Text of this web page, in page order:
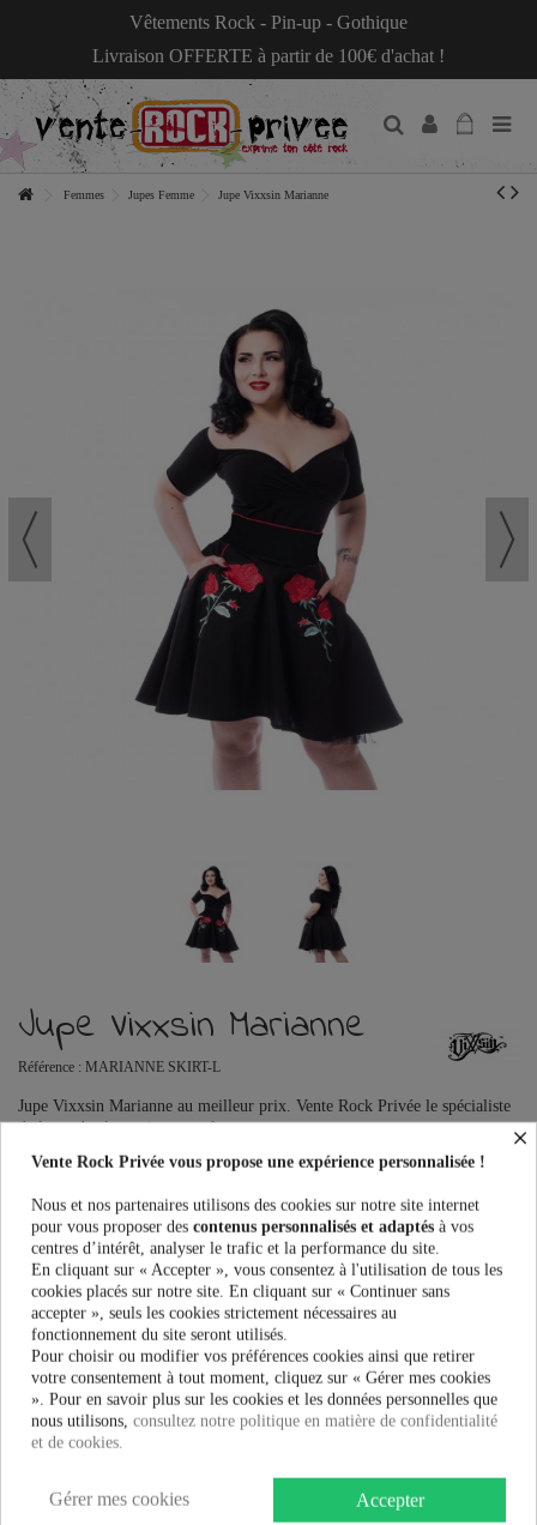
Vêtements Rock - Pin-up - Gothique
Livraison OFFERTE à partir de 100€ d'achat !
Femmes Jupes Femme Jupe Vixxsin Marianne
Jupe Vixxsin Marianne
Référence : MARIANNE SKIRT-L
Jupe Vixxsin Marianne au meilleur prix. Vente Rock Privée le spécialiste
de la mode alternative pour femme.
Ce produit n'est plus en stock
PRÉVENEZ-MOI LORSQUE LE PRODUIT EST DISPONIBLE
Taille:
38,90 €
×
Vente Rock Privée vous propose une expérience personnalisée !
Nous et nos partenaires utilisons des cookies sur notre site internet
pour vous proposer des contenus personnalisés et adaptés à vos
centres d’intérêt, analyser le trafic et la performance du site.
En cliquant sur « Accepter », vous consentez à l'utilisation de tous les
cookies placés sur notre site. En cliquant sur « Continuer sans
accepter », seuls les cookies strictement nécessaires au
fonctionnement du site seront utilisés.
Pour choisir ou modifier vos préférences cookies ainsi que retirer
votre consentement à tout moment, cliquez sur « Gérer mes cookies
». Pour en savoir plus sur les cookies et les données personnelles que
nous utilisons, consultez notre politique en matière de confidentialité
et de cookies.
Accepter
Gérer mes cookies